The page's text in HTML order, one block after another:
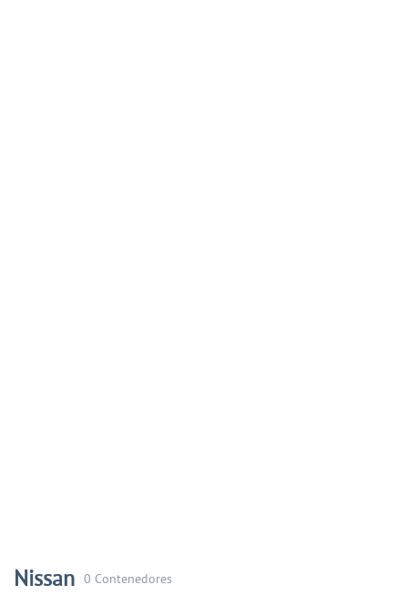
Nissan 0 Contenedores